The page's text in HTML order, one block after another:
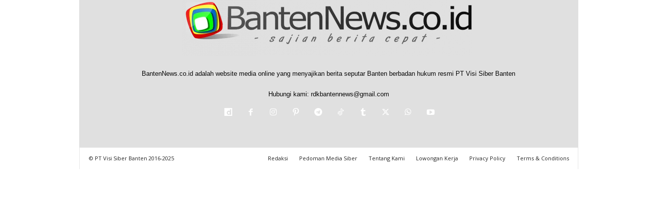
BantenNews.co.id adalah website media online yang menyajikan berita seputar Banten berbadan hukum resmi PT Visi Siber Banten
Hubungi kami: rdkbantennews@gmail.com
Redaksi Pedoman Media Siber Tentang Kami Lowongan Kerja Privacy Policy Terms & Conditions
© PT Visi Siber Banten 2016-2025